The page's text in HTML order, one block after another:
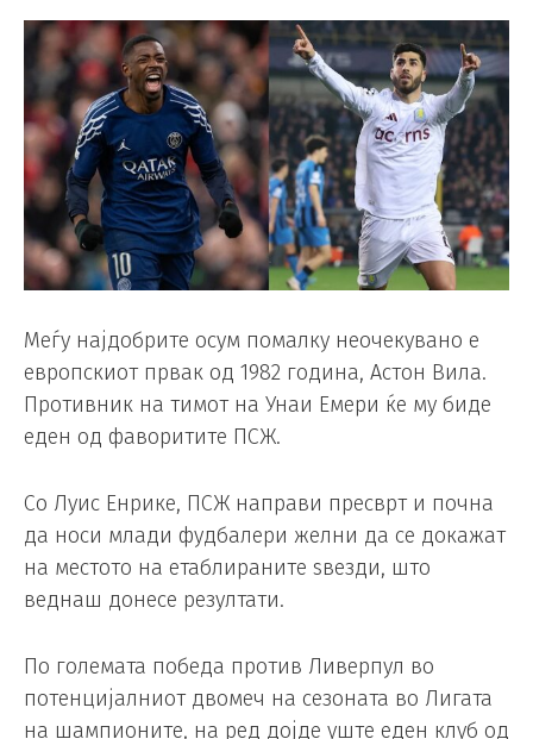
Меѓу најдобрите осум помалку неочекувано е
европскиот првак од 1982 година, Астон Вила.
Противник на тимот на Унаи Емери ќе му биде
еден од фаворитите ПСЖ.
Со Луис Енрике, ПСЖ направи пресврт и почна
да носи млади фудбалери желни да се докажат
на местото на етаблираните ѕвезди, што
веднаш донесе резултати.
По големата победа против Ливерпул во
потенцијалниот двомеч на сезоната во Лигата
на шампионите, на ред дојде уште еден клуб од